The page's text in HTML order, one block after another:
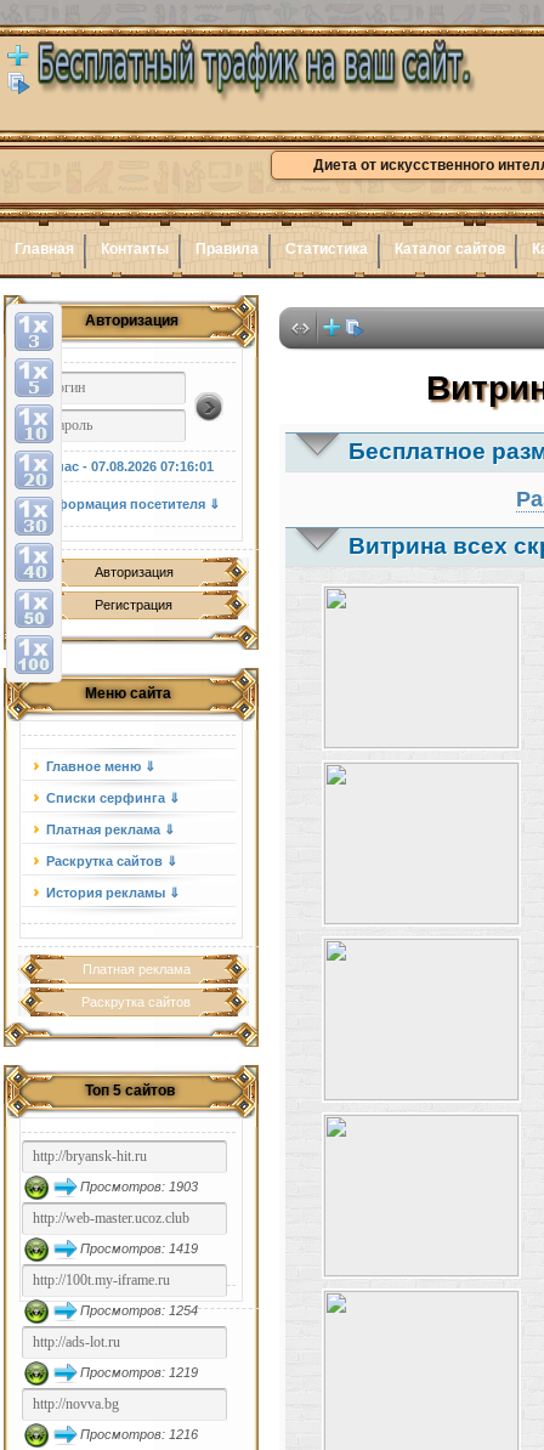
Диета от искусственного
Главная Контакты Правила Статистика Каталог сайтов
Авторизация
У нас - 07.08.202607:16:02
Информация посетителя ⇓
Авторизация
Регистрация
Меню сайта
Главное меню ⇓
Списки серфинга ⇓
Платная реклама ⇓
Раскрутка сайтов ⇓
История рекламы ⇓
Платная реклама
Раскрутка сайтов
Топ 5 сайтов
Просмотров: 1903
Просмотров: 1419
Просмотров: 1254
Просмотров: 1219
Просмотров: 1216
Бесплатное
Витрина всех